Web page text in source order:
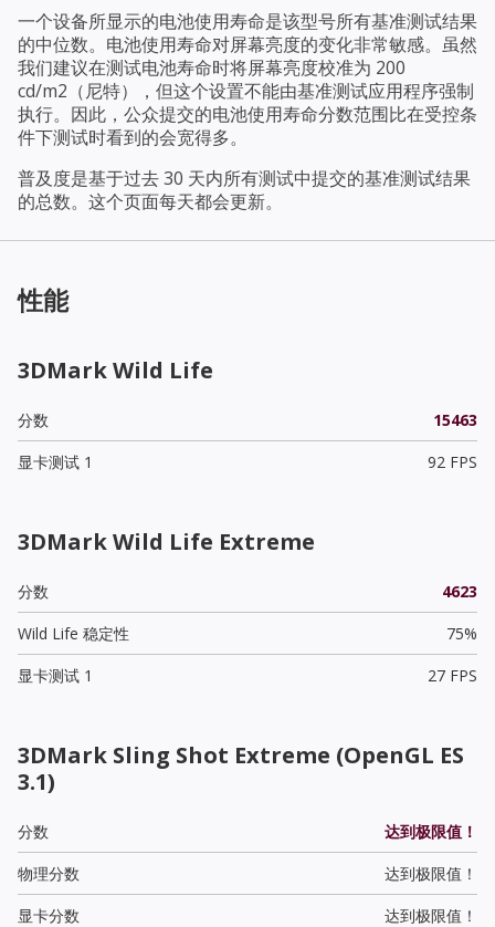
一个设备所显示的电池使用寿命是该型号所有基准测试结果
的中位数。电池使用寿命对屏幕亮度的变化非常敏感。虽然
我们建议在测试电池寿命时将屏幕亮度校准为 200
cd/m2（尼特），但这个设置不能由基准测试应用程序强制
执行。因此，公众提交的电池使用寿命分数范围比在受控条
件下测试时看到的会宽得多。
普及度是基于过去 30 天内所有测试中提交的基准测试结果
的总数。这个页面每天都会更新。
性能
3DMark Wild Life
分数
15463
显卡测试 1
92 FPS
3DMark Wild Life Extreme
分数
4623
Wild Life 稳定性
75%
显卡测试 1
27 FPS
3DMark Sling Shot Extreme (OpenGL ES
3.1)
分数
达到极限值！
物理分数
达到极限值！
显卡分数
达到极限值！